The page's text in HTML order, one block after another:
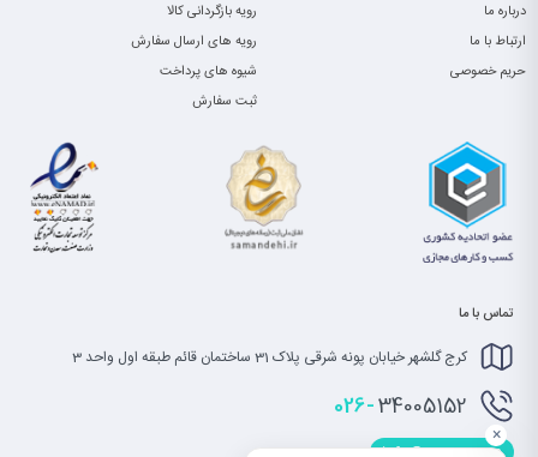
درباره ما
ارتباط با ما
حریم خصوصی
رویه بازگردانی کالا
رویه های ارسال سفارش
شیوه های پرداخت
ثبت سفارش
تماس با ما
کرج گلشهر خیابان پونه شرقی پلاک 31 ساختمان قائم طبقه اول واحد 3
026-34005152
×